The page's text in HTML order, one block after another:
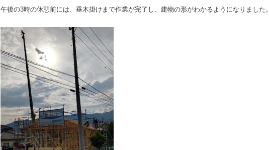
午後の3時の休憩前には、垂木掛けまで作業が完了し、建物の形がわかるようになりました。